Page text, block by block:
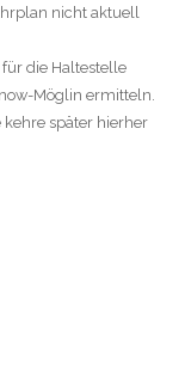
nicht aktuell
die Haltestelle
Möglin ermitteln.
später hierher